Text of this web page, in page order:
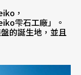
，
雫石工廠」。
的誕生地，並且